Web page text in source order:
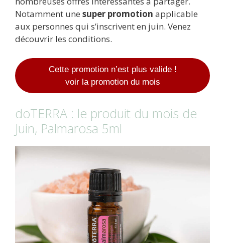
Notamment une super promotion applicable
aux personnes qui s’inscrivent en juin. Venez
découvrir les conditions.
Cette promotion n’est plus valide !
voir la promotion du mois
doTERRA : le produit du mois de
Juin, Palmarosa 5ml